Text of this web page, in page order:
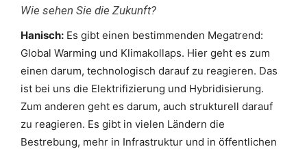
Wie sehen Sie die Zukunft?
Hanisch: Es gibt einen bestimmenden Megatrend:
Global Warming und Klimakollaps. Hier geht es zum
einen darum, technologisch darauf zu reagieren. Das
ist bei uns die Elektrifizierung und Hybridisierung.
Zum anderen geht es darum, auch strukturell darauf
zu reagieren. Es gibt in vielen Ländern die
Bestrebung, mehr in Infrastruktur und in öffentlichen